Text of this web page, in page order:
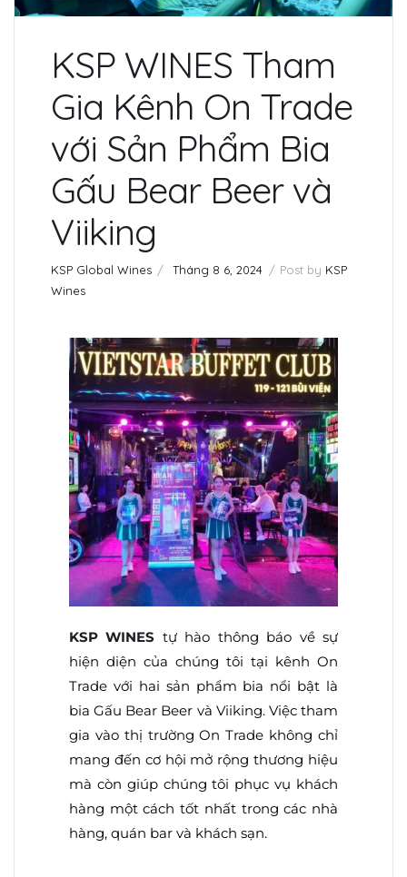
KSP WINES Tham
Gia Kênh On Trade
với Sản Phẩm Bia
Gấu Bear Beer và
Viiking
KSP Global Wines Tháng 8 6, 2024 Post by KSP
Wines
KSP WINES tự hào thông báo về sự
hiện diện của chúng tôi tại kênh On
Trade với hai sản phẩm bia nổi bật là
bia Gấu Bear Beer và Viiking. Việc tham
gia vào thị trường On Trade không chỉ
mang đến cơ hội mở rộng thương hiệu
mà còn giúp chúng tôi phục vụ khách
hàng một cách tốt nhất trong các nhà
hàng, quán bar và khách sạn.